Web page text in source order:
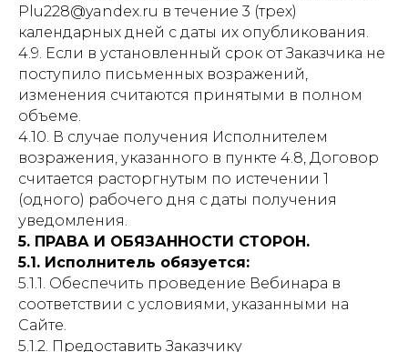
Plu228@yandex.ru в течение 3 (трех)
календарных дней с даты их опубликования.
4.9. Если в установленный срок от Заказчика не
поступило письменных возражений,
изменения считаются принятыми в полном
объеме.
4.10. В случае получения Исполнителем
возражения, указанного в пункте 4.8, Договор
считается расторгнутым по истечении 1
(одного) рабочего дня с даты получения
уведомления.
5. ПРАВА И ОБЯЗАННОСТИ СТОРОН.
5.1. Исполнитель обязуется:
5.1.1. Обеспечить проведение Вебинара в
соответствии с условиями, указанными на
Сайте.
5.1.2. Предоставить Заказчику